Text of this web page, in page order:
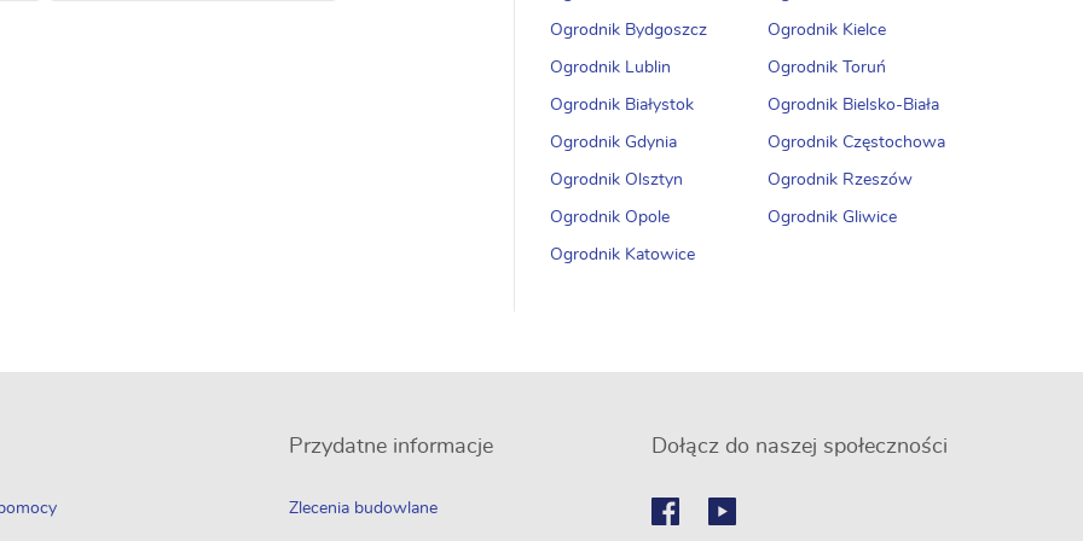
Ogrodnik Bydgoszcz Ogrodnik Kielce
Ogrodnik Lublin Ogrodnik Toruń
Ogrodnik Białystok Ogrodnik Bielsko-Biała
Ogrodnik Gdynia Ogrodnik Częstochowa
Ogrodnik Olsztyn Ogrodnik Rzeszów
Ogrodnik Opole Ogrodnik Gliwice
Ogrodnik Katowice
Przydatne informacje
Zlecenia budowlane
Dołącz do naszej społeczności